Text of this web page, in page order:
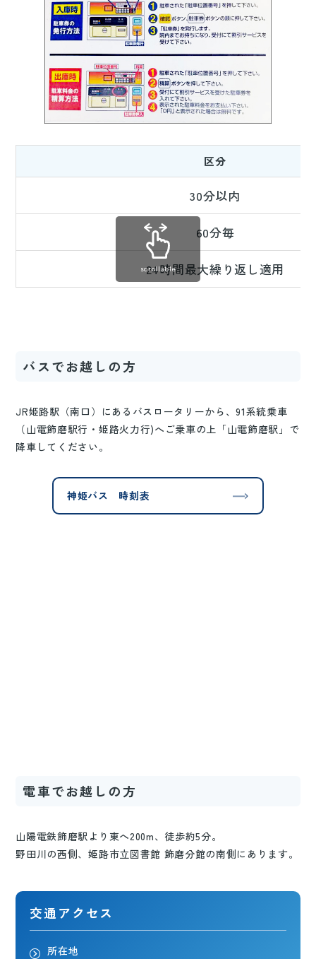
区分
30分以内
60分毎
24時間最大繰り返し適用
scrollable
バスでお越しの方
JR姫路駅（南口）にあるバスロータリーから、91系統乗車
（山電飾磨駅行・姫路火力行)へご乗車の上「山電飾磨駅」で
降車してください。
神姫バス 時刻表
電車でお越しの方
山陽電鉄飾磨駅より東へ200m、徒歩約5分。
野田川の西側、姫路市立図書館 飾磨分館の南側にあります。
交通アクセス
所在地